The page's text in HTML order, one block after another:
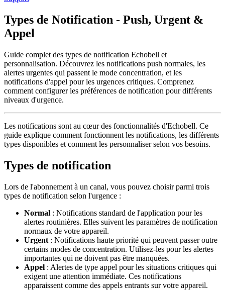
Types de Notification - Push, Urgent &
Appel
Guide complet des types de notification Echobell et
personnalisation. Découvrez les notifications push normales, les
alertes urgentes qui passent le mode concentration, et les
notifications d'appel pour les urgences critiques. Comprenez
comment configurer les préférences de notification pour différents
niveaux d'urgence.
Les notifications sont au cœur des fonctionnalités d'Echobell. Ce
guide explique comment fonctionnent les notifications, les différents
types disponibles et comment les personnaliser selon vos besoins.
Types de notification
Lors de l'abonnement à un canal, vous pouvez choisir parmi trois
types de notification selon l'urgence :
Normal : Notifications standard de l'application pour les
alertes routinières. Elles suivent les paramètres de notification
normaux de votre appareil.
Urgent : Notifications haute priorité qui peuvent passer outre
certains modes de concentration. Utilisez-les pour les alertes
importantes qui ne doivent pas être manquées.
Appel : Alertes de type appel pour les situations critiques qui
exigent une attention immédiate. Ces notifications
apparaissent comme des appels entrants sur votre appareil.